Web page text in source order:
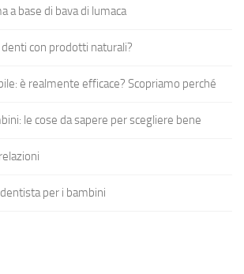
a base di bava di lumaca
denti con prodotti naturali?
è realmente efficace? Scopriamo perché
le cose da sapere per scegliere bene
per i bambini